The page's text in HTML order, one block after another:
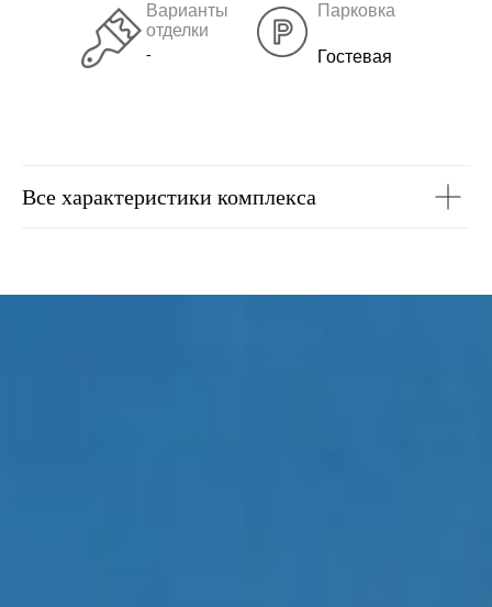
Варианты
отделки
-
Парковка
Гостевая
Все характеристики комплекса